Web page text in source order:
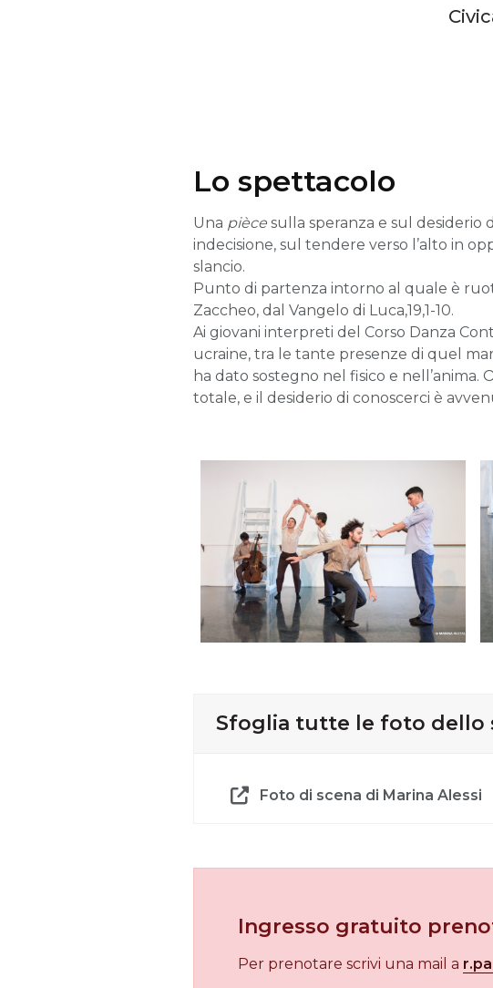
Lo spettacolo
Una pièce sulla speranza e sul desiderio
indecisione, sul tendere verso l’alto in
slancio.
Punto di partenza intorno al quale è
Zaccheo, dal Vangelo di Luca,19,1-10.
Ai giovani interpreti del Corso Danza
ucraine, tra le tante presenze di quel
ha dato sostegno nel fisico e
totale, e il desiderio di conoscerci è
Sfoglia tutte le foto dello
Foto di scena di Marina Alessi
Ingresso gratuito
Per prenotare scrivi una mail a